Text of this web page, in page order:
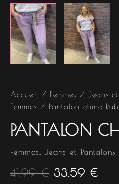
Accueil / Femmes /
Jeans
Femmes / Pantalon chino
PANTALON
Femmes Jeans et Pantalons
41.99€ 33.59 €